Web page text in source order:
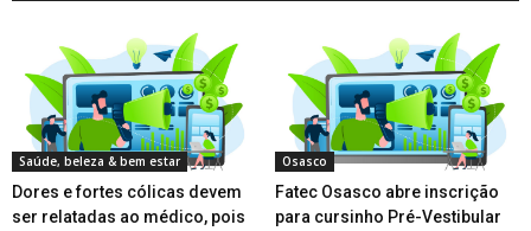
Saúde, beleza & bem estar
Dores e fortes cólicas devem
ser relatadas ao médico, pois
Osasco
Fatec Osasco abre inscrição
para cursinho Pré-Vestibular